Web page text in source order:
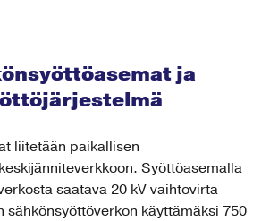
ja
liitetään paikallisen
Syöttöasemalla
saatava 20 kV vaihtovirta
sähkönsyöttöverkon käyttämäksi 750